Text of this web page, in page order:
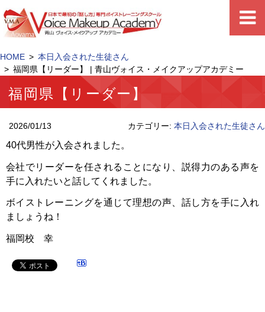
HOME
本日入会された生徒さん
福岡県【リーダー】 | 青山ヴォイス・メイクアップアカデミー
福岡県【リーダー】
2026/01/13 カテゴリー: 本日入会された生徒さん
40代男性が入会されました。
会社でリーダーを任されることになり、説得力のある声を
手に入れたいと話してくれました。
ボイストレーニングを通じて理想の声、話し方を手に入れ
ましょうね！
福岡校 幸